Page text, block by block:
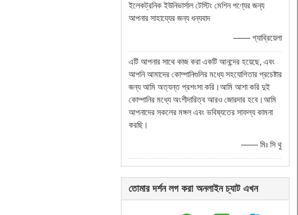
ইলেকট্রনিক ইউনিভার্সাল টেস্টিং মেশিন পণ্যের জন্য
আপনার সাহায্যের জন্য ধন্যবাদ
—— গ্যাব্রিয়েলা
এটি আপনার সাথে কাজ করা একটি আনন্দের হয়েছে, এবং
আপনি আমাদের কোম্পানিগুলির মধ্যে সহযোগিতার প্রচেষ্টার
জন্য আমি অত্যন্ত প্রশংসা করি।আমি আশা করি দুই
কোম্পানির মধ্যে অংশীদারিত্ব আরও জোরদার হবে।আমি
আপনাদের সকলের মঙ্গল এবং ভবিষ্যতের সাফল্য কামনা
করছি।
—— মিঃ সি থু
তোমার দর্শন লগ করা অনলাইন চ্যাট এখন